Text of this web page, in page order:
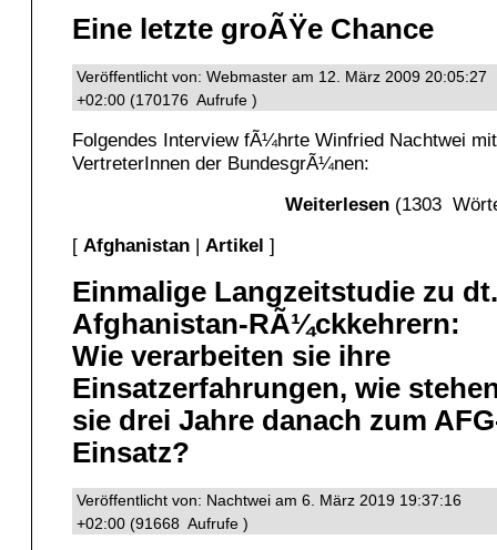
Eine letzte groÃŸe Chance
Veröffentlicht von: Webmaster am 12. März 2009 20:05:27
+02:00 (170176 Aufrufe )
Folgendes Interview fÃ¼hrte Winfried Nachtwei mit
VertreterInnen der BundesgrÃ¼nen:
Weiterlesen (1303
[ Afghanistan | Artikel ]
Einmalige Langzeitstudie zu dt.
Afghanistan-RÃ¼ckkehrern:
Wie verarbeiten sie ihre
Einsatzerfahrungen, wie
sie drei Jahre danach zum
Einsatz?
Veröffentlicht von: Nachtwei am 6. März 2019 19:37:16
+02:00 (91668 Aufrufe )